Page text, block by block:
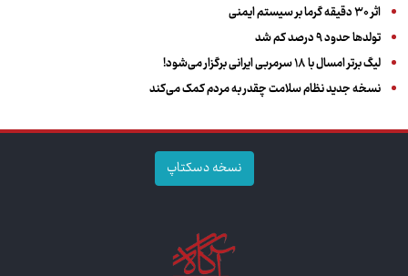
اثر ۳۰ دقیقه گرما بر سیستم ایمنی
تولدها حدود ۹ درصد کم شد
لیگ برتر امسال با ۱۸ سرمربی ایرانی برگزار می‌شود!
نسخه جدید نظام سلامت چقدر به مردم کمک می‌کند
نسخه دسکتاپ